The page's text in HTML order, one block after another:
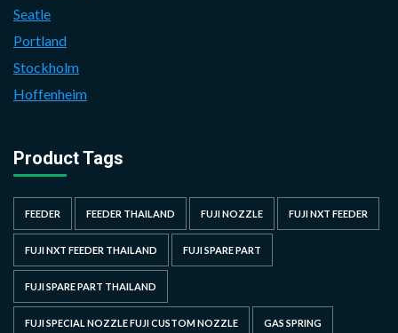
Seatle
Portland
Stockholm
Hoffenheim
Product Tags
FEEDER FEEDER THAILAND FUJI NOZZLE FUJI NXT FEEDER
FUJI NXT FEEDER THAILAND FUJI SPARE PART
FUJI SPARE PART THAILAND
FUJI SPECIAL NOZZLE FUJI CUSTOM NOZZLE GAS SPRING